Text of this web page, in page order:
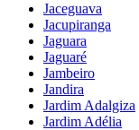
Jaceguava
Jacupiranga
Jaguara
Jaguaré
Jambeiro
Jandira
Jardim Adalgiza
Jardim Adélia